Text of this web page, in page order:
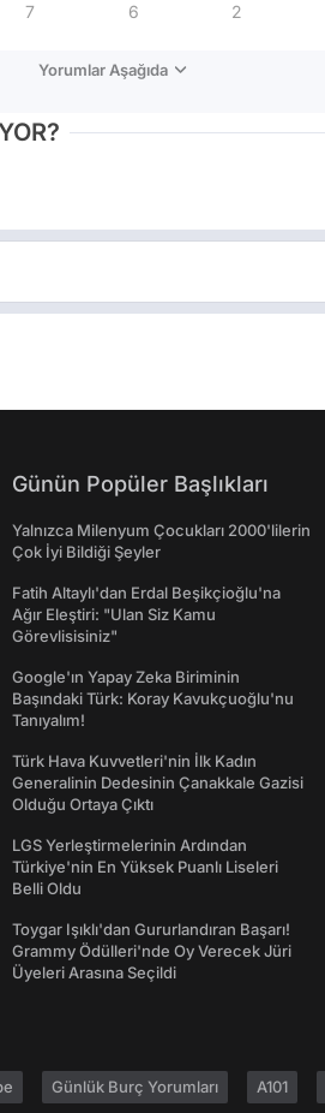
7 6 2
Yorumlar Aşağıda
Günün Popüler Başlıkları
Yalnızca Milenyum Çocukları 2000'lilerin
Çok İyi Bildiği Şeyler
Fatih Altaylı'dan Erdal Beşikçioğlu'na
Ağır Eleştiri: "Ulan Siz Kamu
Görevlisisiniz"
Google'ın Yapay Zeka Biriminin
Başındaki Türk: Koray Kavukçuoğlu'nu
Tanıyalım!
Türk Hava Kuvvetleri'nin İlk Kadın
Generalinin Dedesinin Çanakkale Gazisi
Olduğu Ortaya Çıktı
LGS Yerleştirmelerinin Ardından
Türkiye'nin En Yüksek Puanlı Liseleri
Belli Oldu
Toygar Işıklı'dan Gururlandıran Başarı!
Grammy Ödülleri'nde Oy Verecek Jüri
Üyeleri Arasına Seçildi
Günlük Burç Yorumları A101